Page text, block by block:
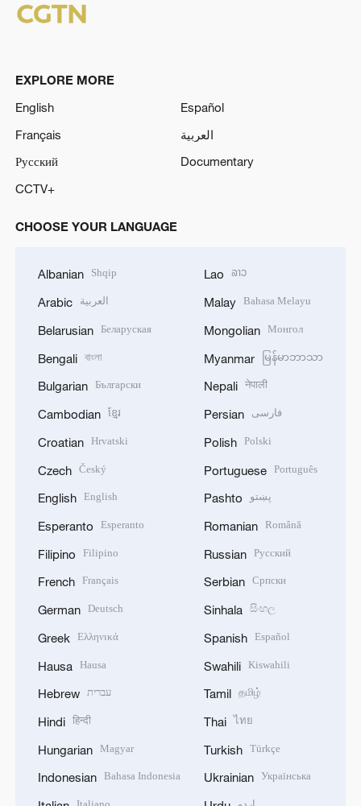
EXPLORE MORE
English
Español
Français
العربية
Русский
Documentary
CCTV+
CHOOSE YOUR LANGUAGE
Albanian Shqip
Arabic العربية
Belarusian Беларуская
Bengali বাংলা
Bulgarian Български
Cambodian ខ្មែរ
Croatian Hrvatski
Czech Český
English English
Esperanto Esperanto
Filipino Filipino
French Français
German Deutsch
Greek Ελληνικά
Hausa Hausa
Hebrew עברית
Hindi हिन्दी
Hungarian Magyar
Indonesian Bahasa Indonesia
Lao ລາວ
Malay Bahasa Melayu
Mongolian Монгол
Myanmar မြန်မာဘာသာ
Nepali नेपाली
Persian فارسی
Polish Polski
Portuguese Português
Pashto پښتو
Romanian Română
Russian Русский
Serbian Српски
Sinhala සිංහල
Spanish Español
Swahili Kiswahili
Tamil தமிழ்
Thai ไทย
Turkish Türkçe
Ukrainian Українська